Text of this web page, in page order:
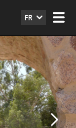
FR